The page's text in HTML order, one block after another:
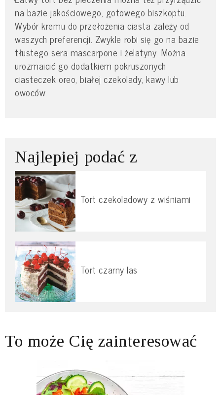
na bazie jakościowego, gotowego biszkoptu.
Wybór kremu do przełożenia ciasta zależy od
waszych preferencji. Zwykle robi się go na bazie
tłustego sera mascarpone i żelatyny. Można
urozmaicić go dodatkiem pokruszonych
ciasteczek oreo, białej czekolady, kawy lub
owoców.
Najlepiej podać z
Tort czekoladowy z wiśniami
Tort czarny las
To może Cię zainteresować